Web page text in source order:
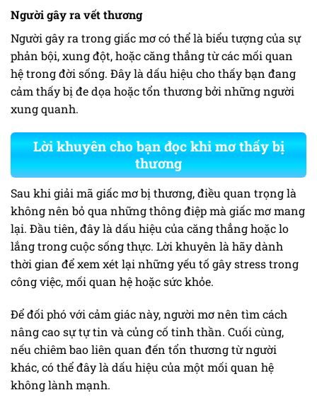
Người gây ra vết thương
Người gây ra trong giấc mơ có thể là biểu tượng của sự
phản bội, xung đột, hoặc căng thẳng từ các mối quan
hệ trong đời sống. Đây là dấu hiệu cho thấy bạn đang
cảm thấy bị đe dọa hoặc tổn thương bởi những người
xung quanh.
Lời khuyên cho bạn đọc khi mơ thấy bị
thương
Sau khi giải mã giấc mơ bị thương, điều quan trọng là
không nên bỏ qua những thông điệp mà giấc mơ mang
lại. Đầu tiên, đây là dấu hiệu của căng thẳng hoặc lo
lắng trong cuộc sống thực. Lời khuyên là hãy dành
thời gian để xem xét lại những yếu tố gây stress trong
công việc, mối quan hệ hoặc sức khỏe.
Để đối phó với cảm giác này, người mơ nên tìm cách
nâng cao sự tự tin và củng cố tinh thần. Cuối cùng,
nếu chiêm bao liên quan đến tổn thương từ người
khác, có thể đây là dấu hiệu của một mối quan hệ
không lành mạnh.